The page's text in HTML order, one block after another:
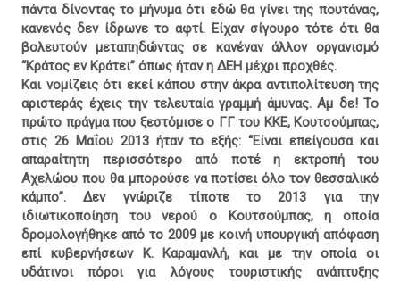
πάντα δίνοντας το μήνυμα ότι εδώ θα γίνει της πουτάνας,
κανενός δεν ίδρωνε το αφτί. Είχαν σίγουρο τότε ότι θα
βολευτούν μεταπηδώντας σε κανέναν άλλον οργανισμό
“Κράτος εν Κράτει” όπως ήταν η ΔΕΗ μέχρι προχθές.
Και νομίζεις ότι εκεί κάπου στην άκρα αντιπολίτευση της
αριστεράς έχεις την τελευταία γραμμή άμυνας. Αμ δε! Το
πρώτο πράγμα που ξεστόμισε ο ΓΓ του ΚΚΕ, Κουτσούμπας,
στις 26 Μαΐου 2013 ήταν το εξής: “Είναι επείγουσα και
απαραίτητη περισσότερο από ποτέ η εκτροπή του
Αχελώου που θα μπορούσε να ποτίσει όλο τον θεσσαλικό
κάμπο”. Δεν γνώριζε τίποτε το 2013 για την
ιδιωτικοποίηση του νερού ο Κουτσούμπας, η οποία
δρομολογήθηκε από το 2009 με κοινή υπουργική απόφαση
επί κυβερνήσεων Κ. Καραμανλή, και με την οποία οι
υδάτινοι πόροι για λόγους τουριστικής ανάπτυξης